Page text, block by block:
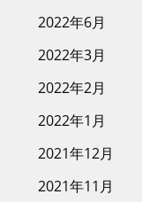
2022年6月
2022年3月
2022年2月
2022年1月
2021年12月
2021年11月